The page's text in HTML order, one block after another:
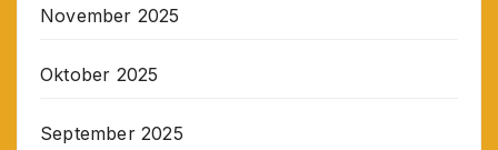
November 2025
Oktober 2025
September 2025